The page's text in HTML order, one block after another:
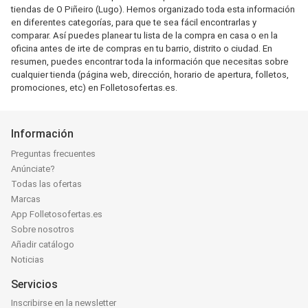
tiendas de O Piñeiro (Lugo). Hemos organizado toda esta información
en diferentes categorías, para que te sea fácil encontrarlas y
comparar. Así puedes planear tu lista de la compra en casa o en la
oficina antes de irte de compras en tu barrio, distrito o ciudad. En
resumen, puedes encontrar toda la información que necesitas sobre
cualquier tienda (página web, dirección, horario de apertura, folletos,
promociones, etc) en Folletosofertas.es.
Información
Preguntas frecuentes
Anúnciate?
Todas las ofertas
Marcas
App Folletosofertas.es
Sobre nosotros
Añadir catálogo
Noticias
Servicios
Inscribirse en la newsletter